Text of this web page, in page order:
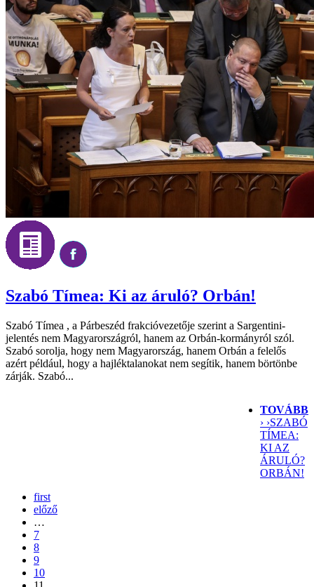
Szabó Tímea: Ki az áruló? Orbán!
Szabó Tímea , a Párbeszéd frakcióvezetője szerint a Sargentini-
jelentés nem Magyarországról, hanem az Orbán-kormányról szól.
Szabó sorolja, hogy nem Magyarország, hanem Orbán a felelős
azért például, hogy a hajléktalanokat nem segítik, hanem börtönbe
zárják. Szabó...
TOVÁBB
› ›SZABÓ
TÍMEA:
KI AZ
ÁRULÓ?
ORBÁN!
first
előző
…
7
8
9
10